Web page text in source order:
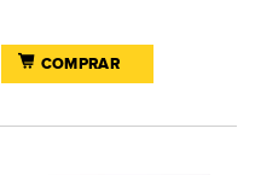
COMPRAR